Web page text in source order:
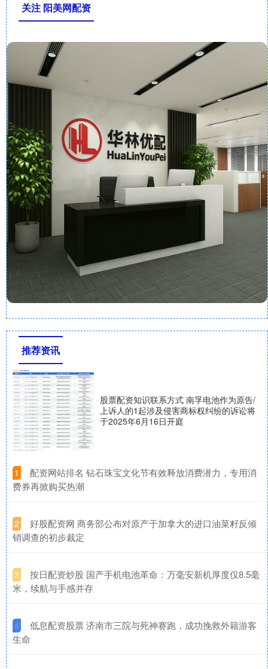
关注 阳美网配资
推荐资讯
股票配资知识联系方式 南孚电池作为原告/
上诉人的1起涉及侵害商标权纠纷的诉讼将
于2025年6月16日开庭
1
​配资网站排名 钻石珠宝文化节有效释放消费潜力，专用消
费券再掀购买热潮
2
​好股配资网 商务部公布对原产于加拿大的进口油菜籽反倾
销调查的初步裁定
3
​按日配资炒股 国产手机电池革命：万毫安新机厚度仅8.5毫
米，续航与手感并存
4
​低息配资股票 济南市三院与死神赛跑，成功挽救外籍游客
生命